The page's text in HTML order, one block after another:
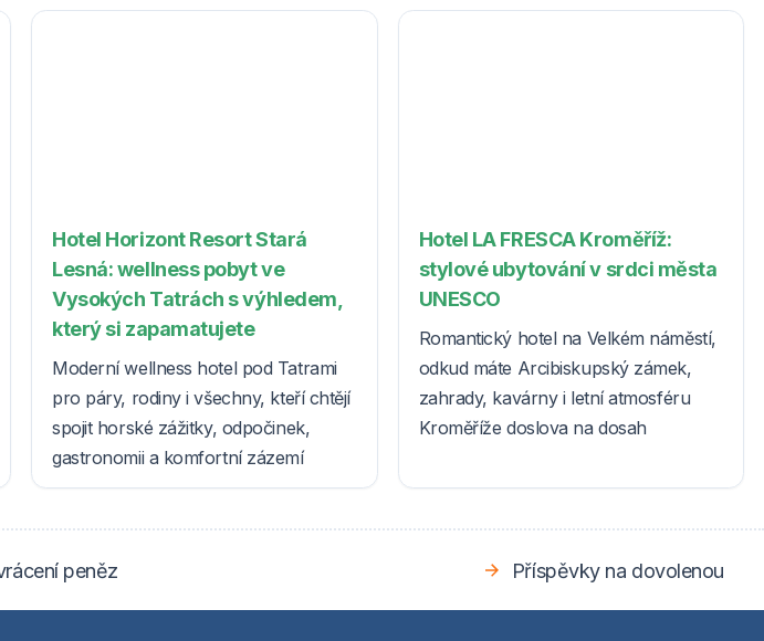
Hotel Horizont Resort Stará
Lesná: wellness pobyt ve
Vysokých Tatrách s výhledem,
který si zapamatujete
Moderní wellness hotel pod Tatrami
pro páry, rodiny i všechny, kteří chtějí
spojit horské zážitky, odpočinek,
gastronomii a komfortní zázemí
Hotel LA FRESCA Kroměříž:
stylové ubytování v srdci města
UNESCO
Romantický hotel na Velkém náměstí,
odkud máte Arcibiskupský zámek,
zahrady, kavárny i letní atmosféru
Kroměříže doslova na dosah
peněz Příspěvky na dovolenou